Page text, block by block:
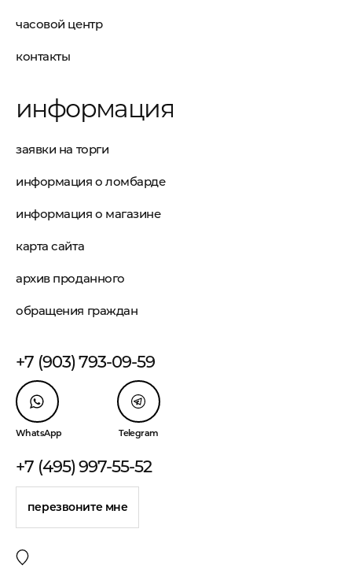
часовой центр
контакты
информация
заявки на торги
информация о ломбарде
информация о магазине
карта сайта
архив проданного
обращения граждан
+7 (903) 793-09-59
WhatsApp Telegram
+7 (495) 997-55-52
перезвоните мне